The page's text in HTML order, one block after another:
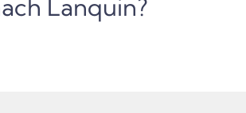
Lanquin?